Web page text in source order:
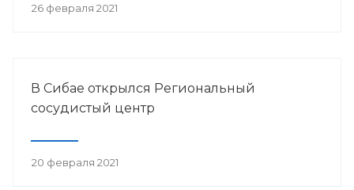
26 февраля 2021
В Сибае открылся Региональный
сосудистый центр
20 февраля 2021